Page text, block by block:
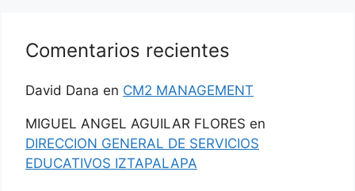
Comentarios recientes
David Dana en CM2 MANAGEMENT
MIGUEL ANGEL AGUILAR FLORES en
DIRECCION GENERAL DE SERVICIOS
EDUCATIVOS IZTAPALAPA